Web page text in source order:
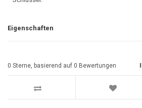
Eigenschaften
0 Sterne, basierend auf 0 Bewertungen